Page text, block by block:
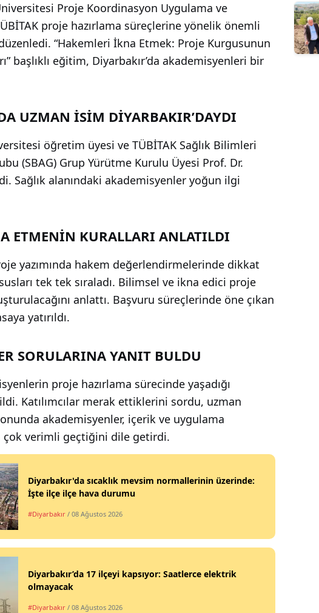
Proje Koordinasyon Uygulama ve
proje hazırlama süreçlerine yönelik önemli
“Hakemleri İkna Etmek: Proje Kurgusunun
başlıklı eğitim, Diyarbakır’da akademisyenleri bir
UZMAN İSİM DİYARBAKIR’DAYDI
öğretim üyesi ve TÜBİTAK Sağlık Bilimleri
(SBAG) Grup Yürütme Kurulu Üyesi Prof. Dr.
Sağlık alanındaki akademisyenler yoğun ilgi
ETMENİN KURALLARI ANLATILDI
yazımında hakem değerlendirmelerinde dikkat
tek tek sıraladı. Bilimsel ve ikna edici proje
anlattı. Başvuru süreçlerinde öne çıkan
yatırıldı.
SORULARINA YANIT BULDU
proje hazırlama sürecinde yaşadığı
Katılımcılar merak ettiklerini sordu, uzman
akademisyenler, içerik ve uygulama
çok verimli geçtiğini dile getirdi.
Diyarbakır'da sıcaklık mevsim normallerinin üzerinde:
İşte ilçe ilçe hava durumu
#Diyarbakır / 08 Ağustos 2026
Diyarbakır’da 17 ilçeyi kapsıyor: Saatlerce elektrik
olmayacak
#Diyarbakır / 08 Ağustos 2026